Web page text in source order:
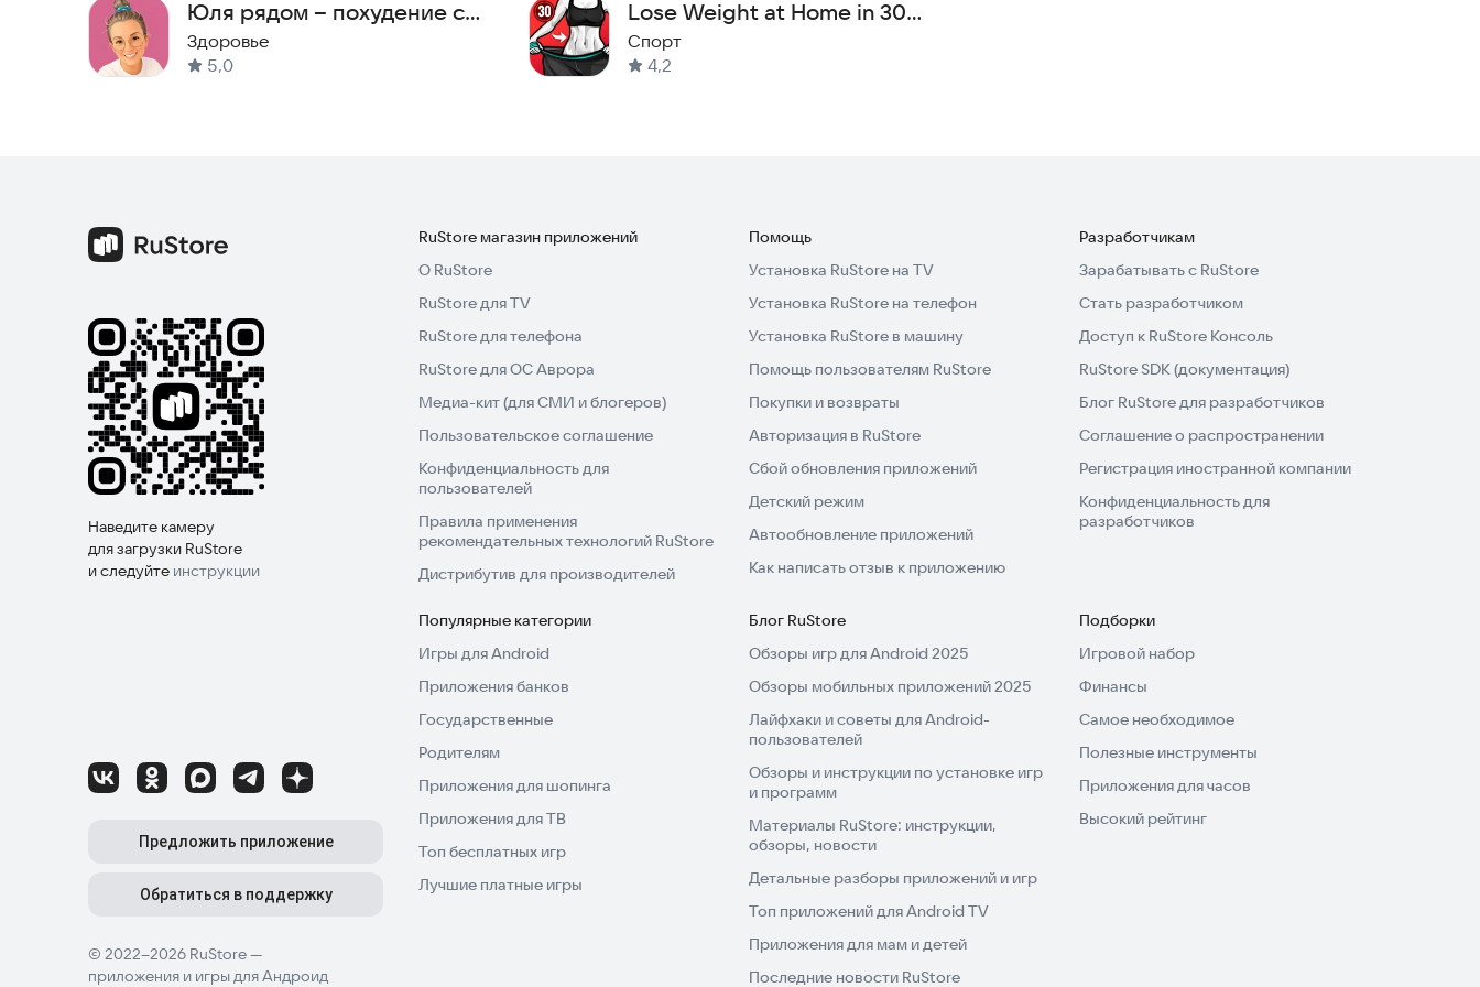
вперёд каждый день.
Начни прямо сейчас — первый шаг к результату занимает меньше минуты.
Юля рядом – похудение с
личным коучем
Здоровье
5,0
Lose Weight at Home in 30
Days
Спорт
4,2
Наведите камеру
для загрузки RuStore
и следуйте инструкции
© 2022–2026 RuStore —
приложения и игры для Андроид
Предложить приложение
Обратиться в поддержку
RuStore магазин приложений
О RuStore
RuStore для TV
RuStore для телефона
RuStore для ОС Аврора
Медиа-кит (для СМИ и блогеров)
Пользовательское соглашение
Конфиденциальность для
пользователей
Правила применения
рекомендательных технологий RuStore
Дистрибутив для производителей
Помощь
Установка RuStore на TV
Установка RuStore на телефон
Установка RuStore в машину
Помощь пользователям RuStore
Покупки и возвраты
Авторизация в RuStore
Сбой обновления приложений
Детский режим
Автообновление приложений
Как написать отзыв к приложению
Разработчикам
Зарабатывать с RuStore
Стать разработчиком
Доступ к RuStore Консоль
RuStore SDK (документация)
Блог RuStore для разработчиков
Соглашение о распространении
Регистрация иностранной компании
Конфиденциальность для
разработчиков
Популярные категории
Игры для Android
Приложения банков
Государственные
Родителям
Приложения для шопинга
Приложения для ТВ
Топ бесплатных игр
Лучшие платные игры
Блог RuStore
Обзоры игр для Android 2025
Обзоры мобильных приложений 2025
Лайфхаки и советы для Android-
пользователей
Обзоры и инструкции по установке игр
и программ
Материалы RuStore: инструкции,
обзоры, новости
Детальные разборы приложений и игр
Топ приложений для Android TV
Приложения для мам и детей
Последние новости RuStore
Подборки
Игровой набор
Финансы
Самое необходимое
Полезные инструменты
Приложения для часов
Высокий рейтинг